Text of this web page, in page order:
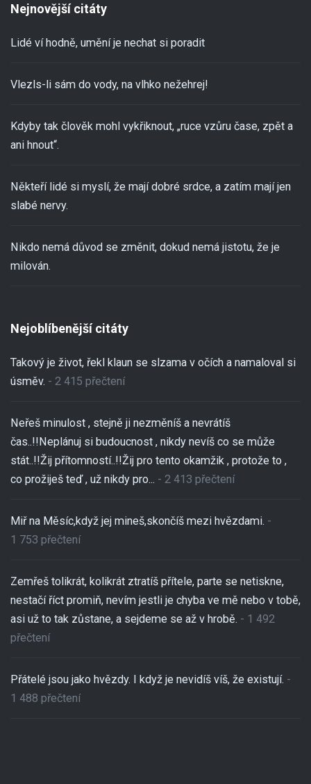
Nejnovější citáty
Lidé ví hodně, umění je nechat si poradit
Vlezls-li sám do vody, na vlhko nežehrej!
Kdyby tak člověk mohl vykřiknout, „ruce vzůru čase, zpět a
ani hnout“.
Někteří lidé si myslí, že mají dobré srdce, a zatím mají jen
slabé nervy.
Nikdo nemá důvod se změnit, dokud nemá jistotu, že je
milován.
Nejoblíbenější citáty
Takový je život, řekl klaun se slzama v očích a namaloval si
úsměv. - 2 415 přečtení
Neřeš minulost , stejně ji nezměníš a nevrátíš
čas..!!Neplánuj si budoucnost , nikdy nevíš co se může
stát..!!Žij přítomností..!!Žij pro tento okamžik , protože to ,
co prožiješ teď , už nikdy pro... - 2 413 přečtení
Miř na Měsíc,když jej mineš,skončíš mezi hvězdami. -
1 753 přečtení
Zemřeš tolikrát, kolikrát ztratíš přítele, parte se netiskne,
nestačí říct promiň, nevím jestli je chyba ve mě nebo v tobě,
asi už to tak zůstane, a sejdeme se až v hrobě. - 1 492
přečtení
Přátelé jsou jako hvězdy. I když je nevidíš víš, že existují. -
1 488 přečtení